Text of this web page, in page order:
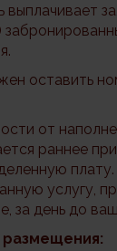
оставить
от
раннее
услугу,
за день до